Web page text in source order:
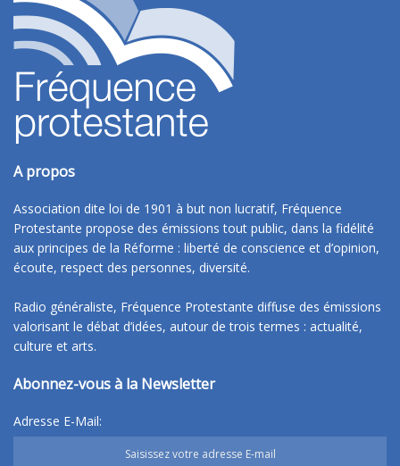
A propos
Association dite loi de 1901 à but non lucratif, Fréquence
Protestante propose des émissions tout public, dans la fidélité
aux principes de la Réforme : liberté de conscience et d’opinion,
écoute, respect des personnes, diversité.
Radio généraliste, Fréquence Protestante diffuse des émissions
valorisant le débat d’idées, autour de trois termes : actualité,
culture et arts.
Abonnez-vous à la Newsletter
Adresse E-Mail: